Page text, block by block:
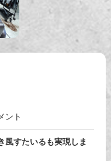
ント
風すたいるも実現しま